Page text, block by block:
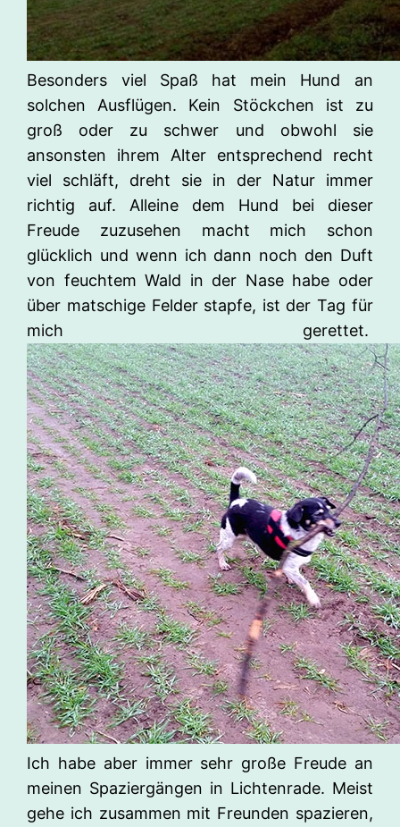
Besonders viel Spaß hat mein Hund an
solchen Ausflügen. Kein Stöckchen ist zu
groß oder zu schwer und obwohl sie
ansonsten ihrem Alter entsprechend recht
viel schläft, dreht sie in der Natur immer
richtig auf. Alleine dem Hund bei dieser
Freude zuzusehen macht mich schon
glücklich und wenn ich dann noch den Duft
von feuchtem Wald in der Nase habe oder
über matschige Felder stapfe, ist der Tag für
mich gerettet.
Ich habe aber immer sehr große Freude an
meinen Spaziergängen in Lichtenrade. Meist
gehe ich zusammen mit Freunden spazieren,